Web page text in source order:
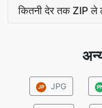
कितनी देर तक ZIP ले
JP JPG